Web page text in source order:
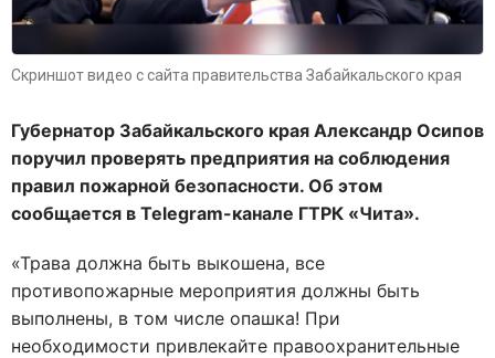
Скриншот видео с сайта правительства Забайкальского края
Губернатор Забайкальского края Александр Осипов
поручил проверять предприятия на соблюдения
правил пожарной безопасности. Об этом
сообщается в Telegram-канале ГТРК «Чита».
«Трава должна быть выкошена, все
противопожарные мероприятия должны быть
выполнены, в том числе опашка! При
необходимости привлекайте правоохранительные